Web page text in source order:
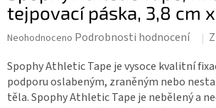
tejpovací páska, 3,8 cm x
Průměrné
produktu
je
0,0
z 5
Neohodnoceno Podrobnosti hodnocení
Spophy Athletic Tape je vysoce kvalitní
podporu oslabeným, zraněným nebo
těla.Spophy Athletic Tape je nebělený a